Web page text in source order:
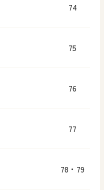
74
75
76
77
78・79